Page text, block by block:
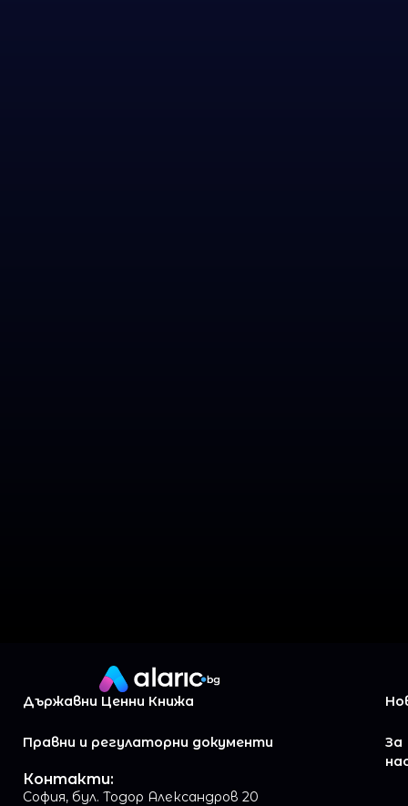
Държавни Ценни Книжа
Правни и регулаторни документи
За
Контакти:
София, бул. Тодор Александров 20